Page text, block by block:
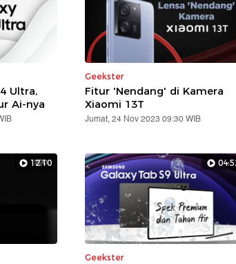
Ultra,
Ai-nya
Geekster
Fitur 'Nendang' di Kamera
Xiaomi 13T
Jumat, 24 Nov 2023 09:30 WIB
12:10
Geekster